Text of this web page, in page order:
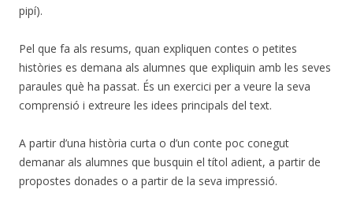
pipí).
Pel que fa als resums, quan expliquen contes o petites
històries es demana als alumnes que expliquin amb les seves
paraules què ha passat. És un exercici per a veure la seva
comprensió i extreure les idees principals del text.
A partir d’una història curta o d’un conte poc conegut
demanar als alumnes que busquin el títol adient, a partir de
propostes donades o a partir de la seva impressió.